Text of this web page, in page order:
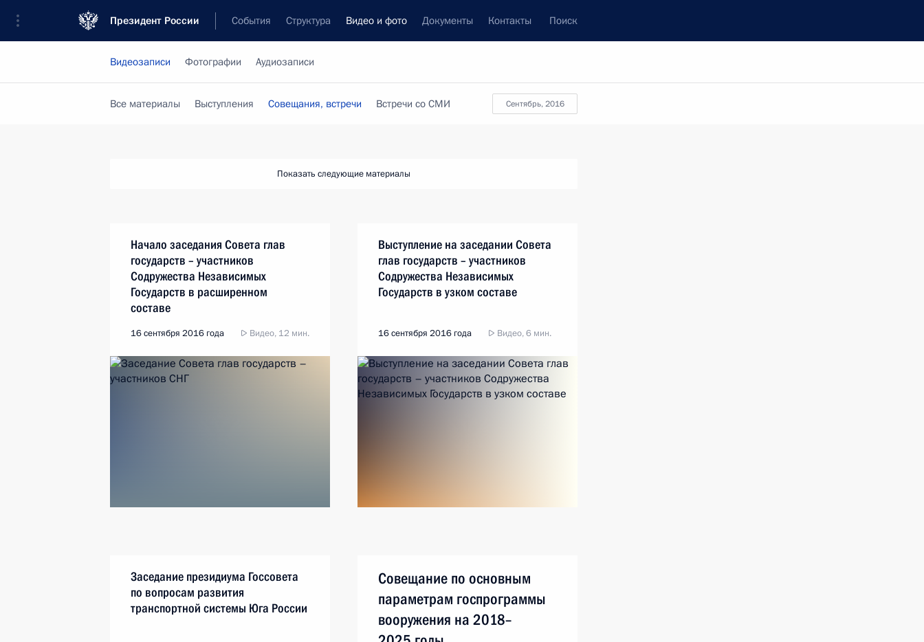
Президент России События Структура Видео и фото Документы Контакты Поиск
Видеозаписи Фотографии Аудиозаписи
сентябрь, 2016
Все материалы Выступления Совещания, встречи Встречи со СМИ
Показать следующие материалы
Начало заседания Совета глав
государств – участников
Содружества Независимых
Государств в расширенном
составе
16 сентября 2016 года Видео, 12 мин.
Выступление на заседании Совета
глав государств – участников
Содружества Независимых
Государств в узком составе
16 сентября 2016 года Видео, 6 мин.
Заседание президиума Госсовета
по вопросам развития
транспортной системы Юга России
Совещание по основным
параметрам госпрограммы
вооружения на 2018–